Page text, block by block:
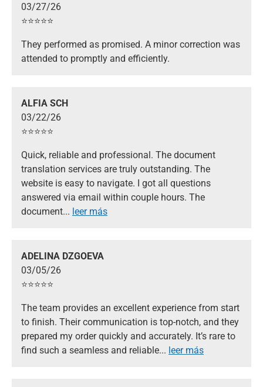
03/27/26
⭐️⭐️⭐️⭐️⭐️
They performed as promised. A minor correction was
attended to promptly and efficiently.
ALFIA SCH
03/22/26
⭐️⭐️⭐️⭐️⭐️
Quick, reliable and professional. The document
translation services are truly outstanding. The
website is easy to navigate. I got all questions
answered via email within couple hours. The
document... leer más
ADELINA DZGOEVA
03/05/26
⭐️⭐️⭐️⭐️⭐️
The team provides an excellent experience from start
to finish. Their communication is top-notch, and they
prepared my order quickly and accurately. It’s rare to
find such a seamless and reliable... leer más